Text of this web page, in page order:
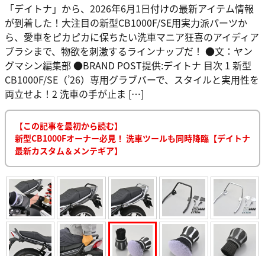
「デイトナ」から、2026年6月1日付けの最新アイテム情報
が到着した！大注目の新型CB1000F/SE用実力派パーツか
ら、愛車をピカピカに保ちたい洗車マニア狂喜のアイディア
ブラシまで、物欲を刺激するラインナップだ！ ●文：ヤン
グマシン編集部 ●BRAND POST提供:デイトナ 目次 1 新型
CB1000F/SE（’26）専用グラブバーで、スタイルと実用性を
両立せよ！2 洗車の手が止ま […]
【この記事を最初から読む】
新型CB1000Fオーナー必見！ 洗車ツールも同時降臨【デイトナ
最新カスタム＆メンテギア】